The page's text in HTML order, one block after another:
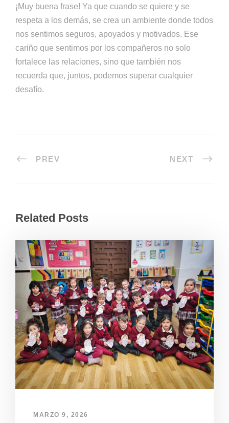
¡Muy buena frase! Ya que cuando se quiere y se
respeta a los demás, se crea un ambiente donde todos
nos sentimos seguros, apoyados y motivados. Ese
cariño que sentimos por los compañeros no solo
fortalece las relaciones, sino que también nos
recuerda que, juntos, podemos superar cualquier
desafío.
PREV NEXT
Related Posts
MARZO 9, 2026